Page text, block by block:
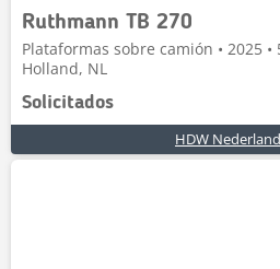
Ruthmann TB 270
Plataformas sobre camión • 2025
Holland, NL
Solicitados
HDW